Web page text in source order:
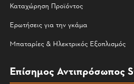
Καταχώρηση Προϊόντος
Ερωτήσεις για την γκάμα
Μπαταρίες & Ηλεκτρικός Εξοπλισμός
Επίσημος Αντιπρόσωπος